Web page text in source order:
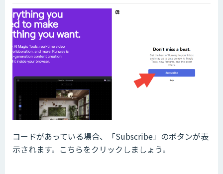
コードがあっている場合、「Subscribe」のボタンが表
示されます。こちらをクリックしましょう。